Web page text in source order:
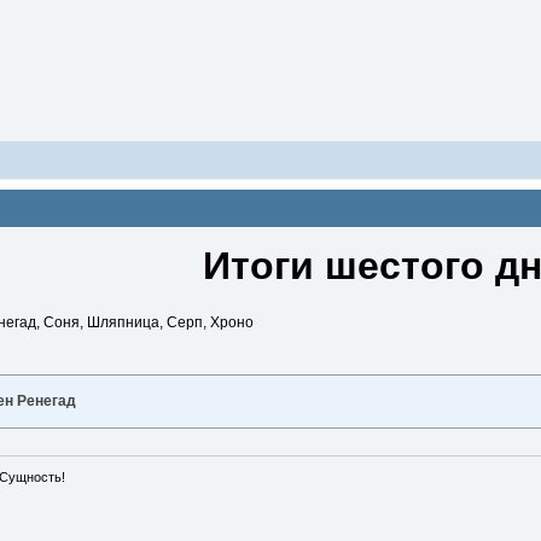
Итоги шестого
Соня, Шляпница, Серп, Хроно
Ренегад